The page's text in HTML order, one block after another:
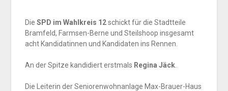
Die SPD im Wahlkreis 12schickt für die Stadtteile
Bramfeld, Farmsen-Berne und Steilshoop insgesamt
acht Kandidatinnen und Kandidaten ins Rennen.
An der Spitze kandidiert erstmals Regina Jäck.
Die Leiterin der Seniorenwohnanlage Max-Brauer-Haus